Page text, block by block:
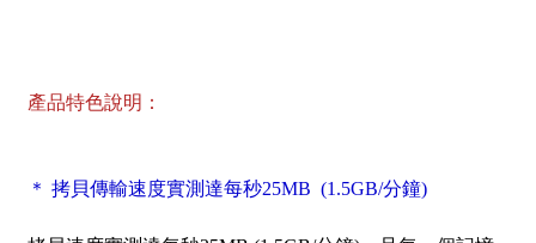
產品特色說明：
＊ 拷貝傳輸速度實測達每秒25MB (1.5GB/分鐘)